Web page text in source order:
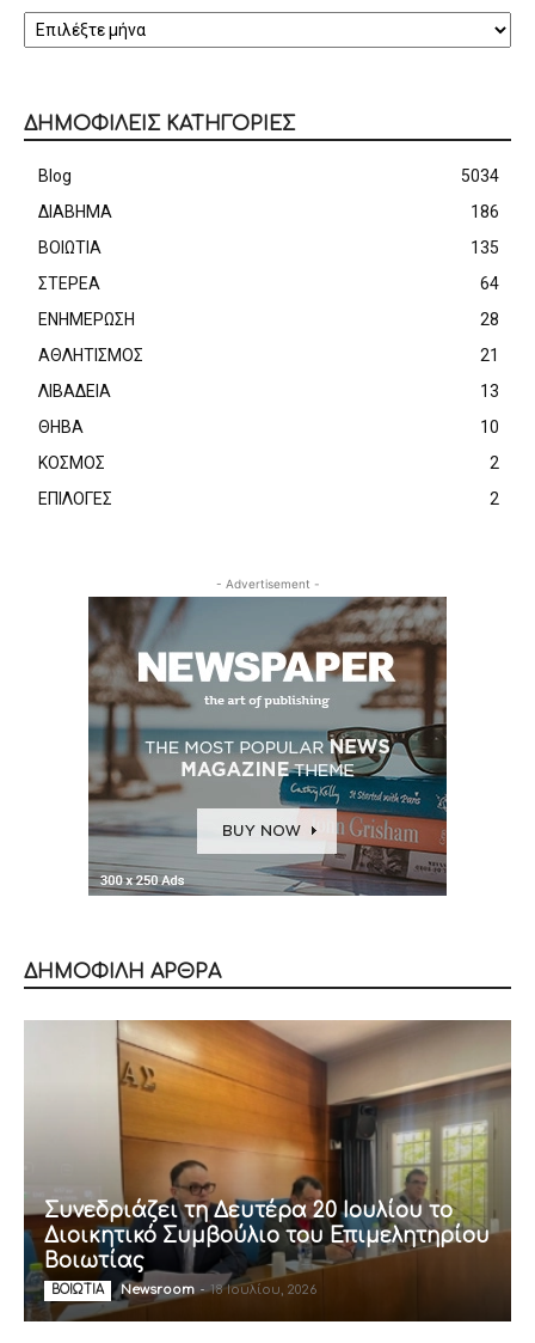
ΑΡΧΕΙΟ
ΔΗΜΟΦΙΛΕΙΣ ΚΑΤΗΓΟΡΙΕΣ
Blog
5034
ΔΙΑΒΗΜΑ
186
ΒΟΙΩΤΙΑ
135
ΣΤΕΡΕΑ
64
ΕΝΗΜΕΡΩΣΗ
28
ΑΘΛΗΤΙΣΜΟΣ
21
ΛΙΒΑΔΕΙΑ
13
ΘΗΒΑ
10
ΚΟΣΜΟΣ
2
ΕΠΙΛΟΓΕΣ
2
- Advertisement -
ΔΗΜΟΦΙΛΗ ΑΡΘΡΑ
Συνεδριάζει τη Δευτέρα 20 Ιουλίου το
Διοικητικό Συμβούλιο του Επιμελητηρίου
Βοιωτίας
ΒΟΙΩΤΙΑ Newsroom - 18 Ιουλίου, 2026